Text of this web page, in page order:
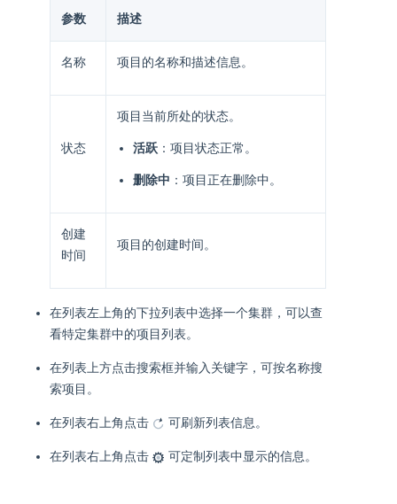
参数 描述
名称 项目的名称和描述信息。
状态
项目当前所处的状态。
活跃 ：项目状态正常。
删除中 ：项目正在删除中。
创建
时间
项目的创建时间。
在列表左上角的下拉列表中选择一个集群，可以查
看特定集群中的项目列表。
在列表上方点击搜索框并输入关键字，可按名称搜
索项目。
在列表右上角点击 可刷新列表信息。
在列表右上角点击 可定制列表中显示的信息。